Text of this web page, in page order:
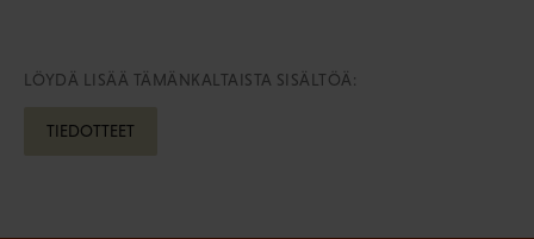
LÖYDÄ LISÄÄ TÄMÄNKALTAISTA SISÄLTÖÄ:
TIEDOTTEET